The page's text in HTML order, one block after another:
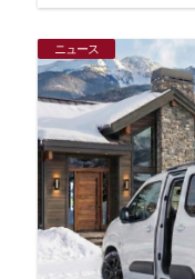
ニュース